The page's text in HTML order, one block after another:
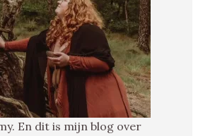
En dit is mijn blog over